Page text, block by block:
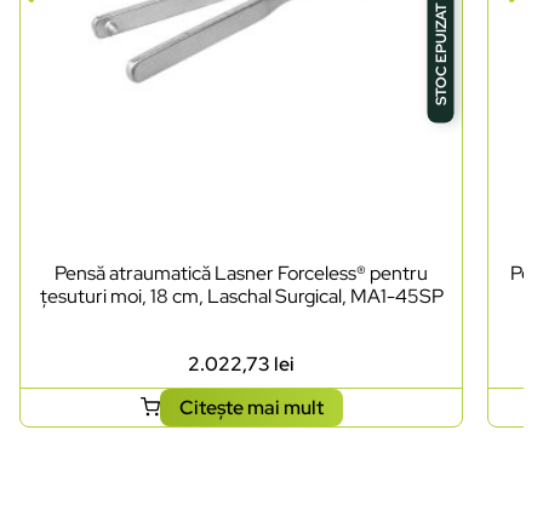
STOC EPUIZAT
Pensă atraumatică Lasner Forceless® pentru
țesuturi moi, 18 cm, Laschal Surgical, MA1-45SP
2.022,73 lei
Citește mai mult